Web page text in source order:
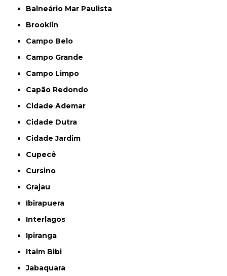
Balneário Mar Paulista
Brooklin
Campo Belo
Campo Grande
Campo Limpo
Capão Redondo
Cidade Ademar
Cidade Dutra
Cidade Jardim
Cupecê
Cursino
Grajau
Ibirapuera
Interlagos
Ipiranga
Itaim Bibi
Jabaquara